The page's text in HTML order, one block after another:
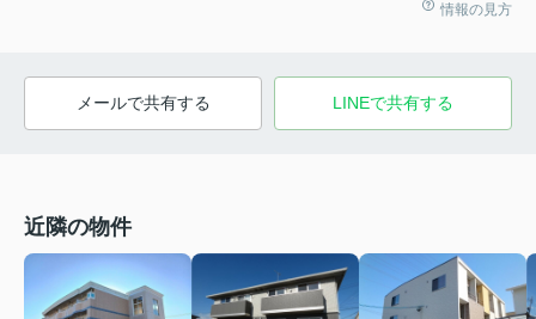
情報の見方
メールで共有する LINEで共有する
近隣の物件